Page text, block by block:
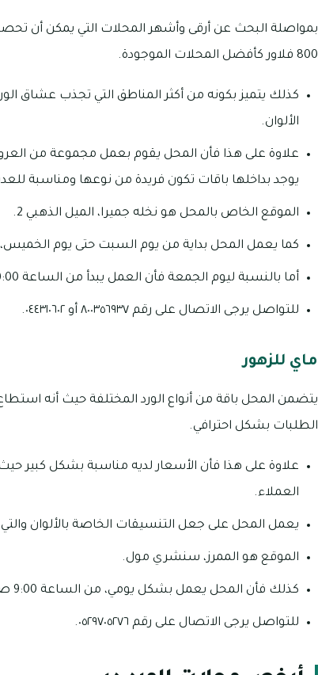
بمواصلة البحث عن أرقى وأشهر المحلات التي يمكن أن
800 فلاور كأفضل المحلات الموجودة.
كذلك يتميز بكونه من أكثر المناطق التي تجذب عشاق
الألوان.
علاوة على هذا فأن المحل يقوم بعمل مجموعة من
يوجد بداخلها باقات تكون فريدة من نوعها ومناسبة
الموقع الخاص بالمحل هو نخله جميرا، الميل الذهبي 2.
كما يعمل المحل بداية من يوم السبت حتى يوم الخميس، من الساعة 9:00 صباحا، وحتى
أما بالنسبة ليوم الجمعة فأن العمل يبدأ من الساعة 10:00 صباحا، حتى الساعة 10:00 مساء.
للتواصل يرجى الاتصال على رقم ٨٠٠٣٥٦٩٣٧ أو ٠٤٤٣١٠٦٠٢.
ماي للزهور
يتضمن المحل باقة من أنواع الورد المختلفة حيث أنه استطاع
الطلبات بشكل احترافي.
علاوة على هذا فأن الأسعار لديه مناسبة بشكل كبير
العملاء.
يعمل المحل على جعل التنسيقات الخاصة بالألوان
الموقع هو الممرز، سنشري مول.
كذلك فأن المحل يعمل بشكل يومي، من الساعة 9:00 صباحا، حتى الساعة 10:00 مساء.
للتواصل يرجى الاتصال على رقم ٠٥٢٩٧٠٥٢٧٦.